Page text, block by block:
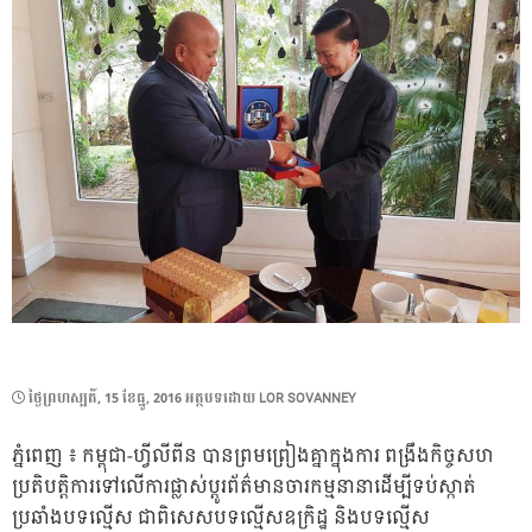
POSTED
ថ្ងៃ​ព្រហស្បតិ៍, 15 ខែ​ធ្នូ, 2016អត្ថបទដោយ LOR SOVANNEY
ភ្នំពេញ ៖ កម្ពុជា-ហ្វីលីពីន បានព្រមព្រៀងគ្នាក្នុងការ ពង្រឹងកិច្ចសហ
ប្រតិបត្តិការទៅលើការផ្លាស់ប្តូរព័ត៌មានចារកម្មនានាដើម្បីទប់ស្កាត់
ប្រឆាំងបទល្មើស ជាពិសេសបទល្មើសឧក្រិដ្ឋ និងបទល្មើស